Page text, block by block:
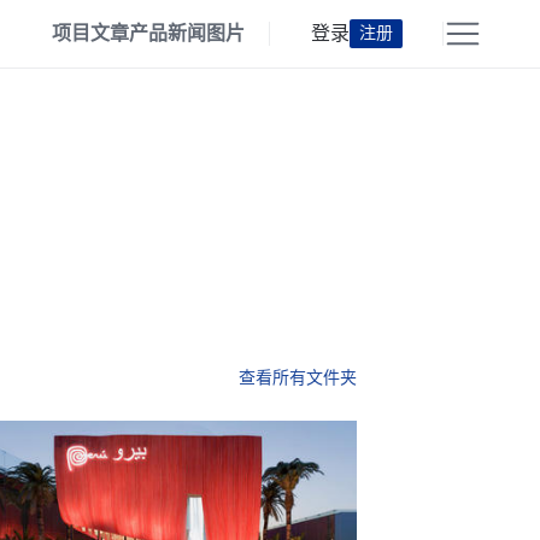
项目文章产品新闻 图片 登录 注册
查看所有文件夹